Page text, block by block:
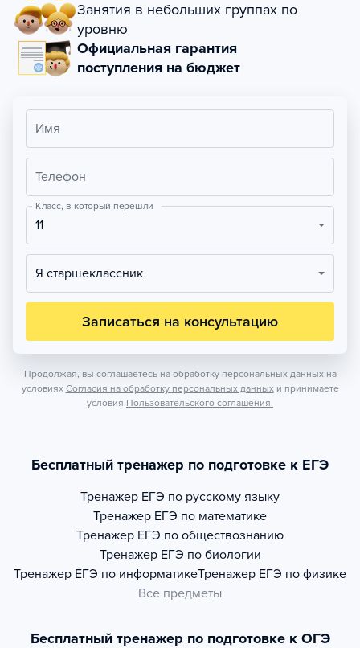
Занятия в небольших группах по
уровню
Официальная гарантия
поступления на бюджет
Имя
Телефон
Класс, в который перешли
11
Я старшеклассник
Записаться на консультацию
Продолжая, вы соглашаетесь на обработку персональных данных на
условиях Согласия на обработку персональных данных и принимаете
условия Пользовательского соглашения.
Бесплатный тренажер по подготовке к ЕГЭ
Тренажер ЕГЭ по русскому языку
Тренажер ЕГЭ по математике
Тренажер ЕГЭ по обществознанию
Тренажер ЕГЭ по биологии
Тренажер ЕГЭ по информатикеТренажер ЕГЭ по физике
Все предметы
Бесплатный тренажер по подготовке к ОГЭ